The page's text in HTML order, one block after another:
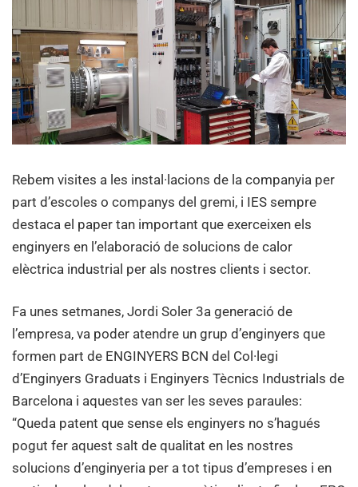
Rebem visites a les instal·lacions de la companyia per
part d’escoles o companys del gremi, i IES sempre
destaca el paper tan important que exerceixen els
enginyers en l’elaboració de solucions de calor
elèctrica industrial per als nostres clients i sector.
Fa unes setmanes, Jordi Soler 3a generació de
l’empresa, va poder atendre un grup d’enginyers que
formen part de ENGINYERS BCN del Col·legi
d’Enginyers Graduats i Enginyers Tècnics Industrials de
Barcelona i aquestes van ser les seves paraules:
“Queda patent que sense els enginyers no s’hagués
pogut fer aquest salt de qualitat en les nostres
solucions d’enginyeria per a tot tipus d’empreses i en